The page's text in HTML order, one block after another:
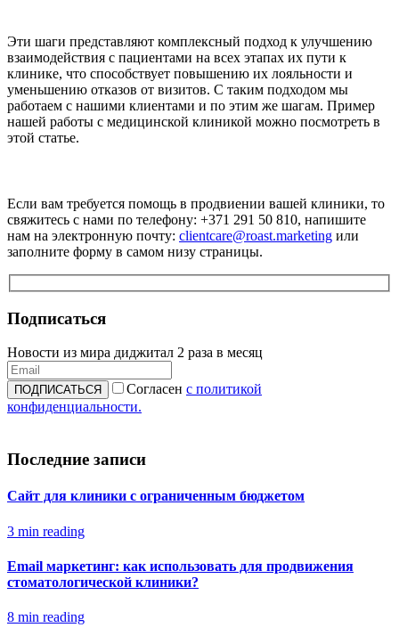
Эти шаги представляют комплексный подход к улучшению
взаимодействия с пациентами на всех этапах их пути к
клинике, что способствует повышению их лояльности и
уменьшению отказов от визитов. С таким подходом мы
работаем с нашими клиентами и по этим же шагам. Пример
нашей работы с медицинской клиникой можно посмотреть в
этой статье.
Если вам требуется помощь в продвиении вашей клиники, то
свяжитесь с нами по телефону: +371 291 50 810, напишите
нам на электронную почту: clientcare@roast.marketing или
заполните форму в самом низу страницы.
Подписаться
Новости из мира диджитал 2 раза в месяц
Согласен с политикой
конфиденциальности.
Последние записи
Сайт для клиники с ограниченным бюджетом
3 min reading
Email маркетинг: как использовать для продвижения
стоматологической клиники?
8 min reading